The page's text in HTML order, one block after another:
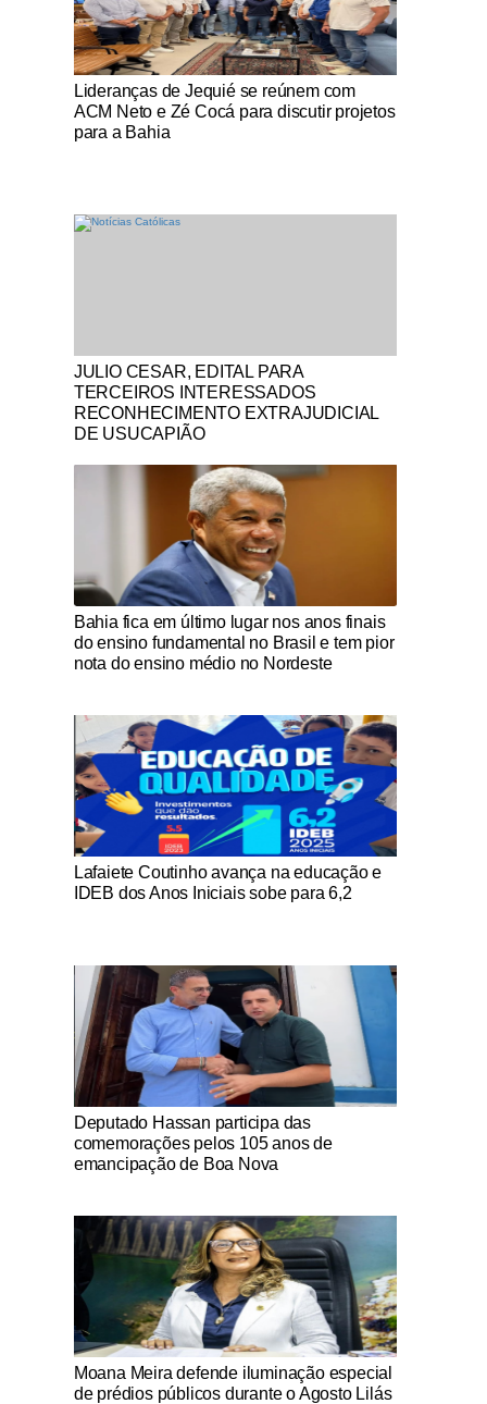
Notícias Católicas
Lideranças de Jequié se reúnem com
ACM Neto e Zé Cocá para discutir projetos
para a Bahia
Notícias Católicas
JULIO CESAR, EDITAL PARA
TERCEIROS INTERESSADOS
RECONHECIMENTO EXTRAJUDICIAL
DE USUCAPIÃO
Notícias Católicas
Bahia fica em último lugar nos anos finais
do ensino fundamental no Brasil e tem pior
nota do ensino médio no Nordeste
Notícias Católicas
Lafaiete Coutinho avança na educação e
IDEB dos Anos Iniciais sobe para 6,2
Notícias Católicas
Deputado Hassan participa das
comemorações pelos 105 anos de
emancipação de Boa Nova
Notícias Católicas
Moana Meira defende iluminação especial
de prédios públicos durante o Agosto Lilás